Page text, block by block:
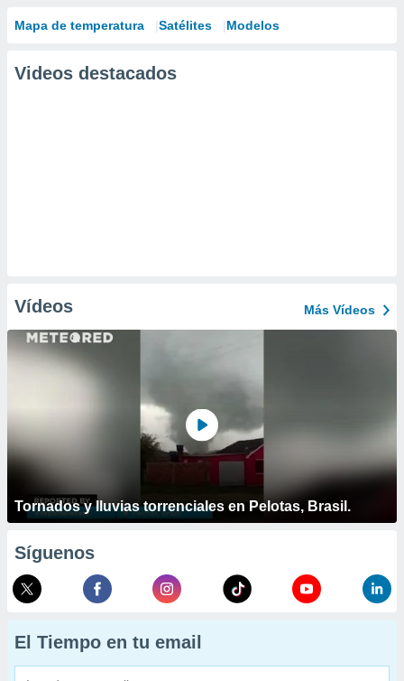
Mapa de temperatura Satélites Modelos
Videos destacados
Vídeos Más Vídeos
Tornados y lluvias torrenciales en Pelotas, Brasil.
Síguenos
El Tiempo en tu email